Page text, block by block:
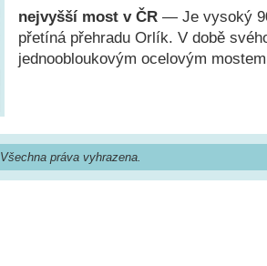
nejvyšší most v ČR — Je vysoký
přetíná přehradu Orlík. V době
jednoobloukovým ocelovým
práva vyhrazena.